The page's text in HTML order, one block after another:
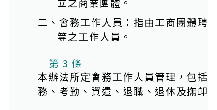
二、會務工作人員：指由工商團體聘
等之工作人員。
第 3 條
本辦法所定會務工作人員管理，包括
務、考勤、資遣、退職、退休及撫卹